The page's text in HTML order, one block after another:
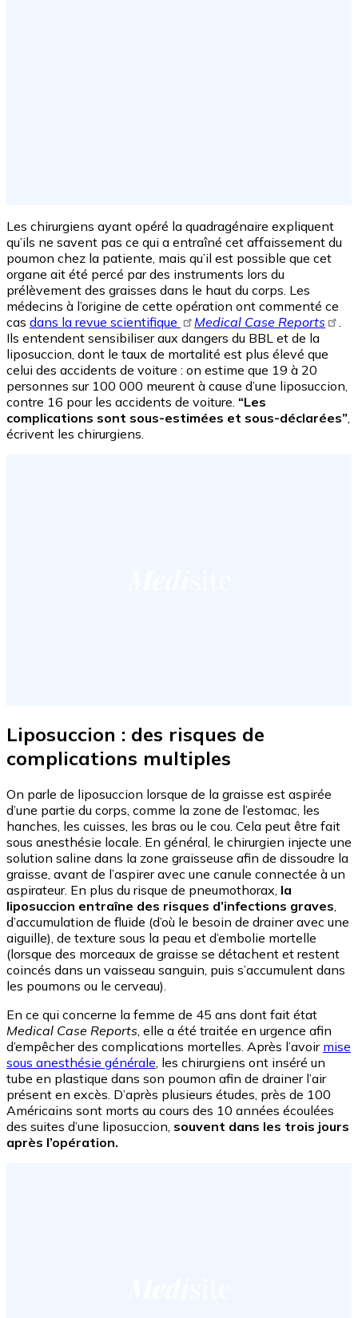
Les chirurgiens ayant opéré la quadragénaire expliquent
qu’ils ne savent pas ce qui a entraîné cet affaissement du
poumon chez la patiente, mais qu’il est possible que cet
organe ait été percé par des instruments lors du
prélèvement des graisses dans le haut du corps. Les
médecins à l’origine de cette opération ont commenté ce
cas dans la revue scientifique Medical Case Reports
.
Ils entendent sensibiliser aux dangers du BBL et de la
liposuccion, dont le taux de mortalité est plus élevé que
celui des accidents de voiture : on estime que 19 à 20
personnes sur 100 000 meurent à cause d’une liposuccion,
contre 16 pour les accidents de voiture. “Les
complications sont sous-estimées et sous-déclarées”,
écrivent les chirurgiens.
Liposuccion : des risques de
complications multiples
On parle de liposuccion lorsque de la graisse est aspirée
d’une partie du corps, comme la zone de l’estomac, les
hanches, les cuisses, les bras ou le cou. Cela peut être fait
sous anesthésie locale. En général, le chirurgien injecte une
solution saline dans la zone graisseuse afin de dissoudre la
graisse, avant de l’aspirer avec une canule connectée à un
aspirateur. En plus du risque de pneumothorax, la
liposuccion entraîne des risques d’infections graves
d’accumulation de fluide (d’où le besoin de drainer avec une
aiguille), de texture sous la peau et d’embolie mortelle
(lorsque des morceaux de graisse se détachent et restent
coincés dans un vaisseau sanguin, puis s’accumulent dans
les poumons ou le cerveau).
En ce qui concerne la femme de 45 ans dont fait état
Medical Case Reports , elle a été traitée en urgence afin
d’empêcher des complications mortelles. Après l’avoir mise
sous anesthésie générale , les chirurgiens ont inséré un
tube en plastique dans son poumon afin de drainer l’air
présent en excès. D’après plusieurs études, près de 100
Américains sont morts au cours des 10 années écoulées
des suites d’une liposuccion, souvent dans les trois jours
après l’opération.